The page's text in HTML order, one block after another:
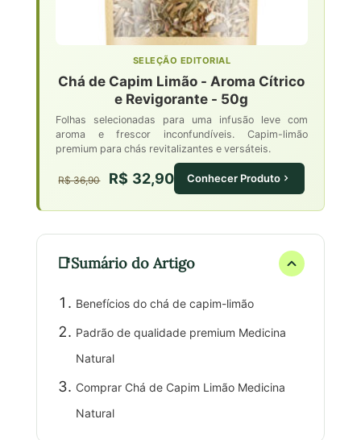
SELEÇÃO EDITORIAL
Chá de Capim Limão - Aroma Cítrico
e Revigorante - 50g
Folhas selecionadas para uma infusão leve com
aroma e frescor inconfundíveis. Capim-limão
premium para chás revitalizantes e versáteis.
R$ 36,90 R$ 32,90 Conhecer Produto
Sumário do Artigo
Benefícios do chá de capim-limão
Padrão de qualidade premium Medicina
Natural
Comprar Chá de Capim Limão Medicina
Natural